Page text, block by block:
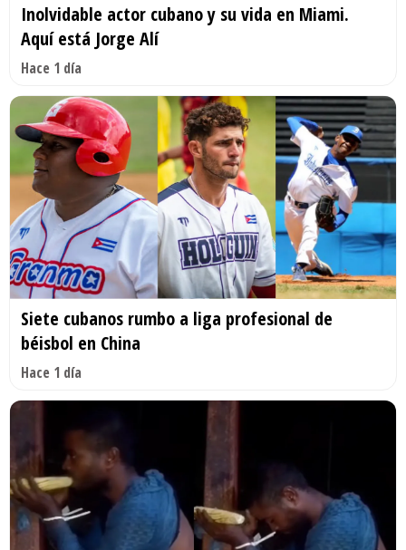
Inolvidable actor cubano y su vida en Miami.
Aquí está Jorge Alí
Hace 1 día
Siete cubanos rumbo a liga profesional de
béisbol en China
Hace 1 día